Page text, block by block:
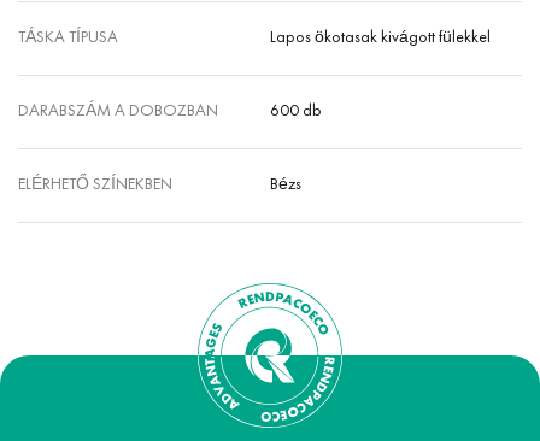
TÁSKA TÍPUSA Lapos ökotasak kivágott fülekkel
DARABSZÁM A DOBOZBAN 600 db
ELÉRHETŐ SZÍNEKBEN Bézs